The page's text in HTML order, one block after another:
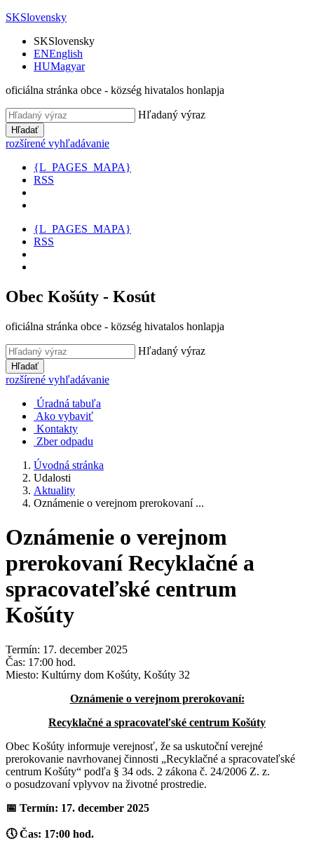
SKSlovensky
SKSlovensky
ENEnglish
HUMagyar
oficiálna stránka obce - község hivatalos honlapja
Hľadaný výraz
Hľadať
rozšírené vyhľadávanie
{L_PAGES_MAPA}
RSS
{L_PAGES_MAPA}
RSS
Obec Košúty - Kosút
oficiálna stránka obce - község hivatalos honlapja
Hľadaný výraz
Hľadať
rozšírené vyhľadávanie
Úradná tabuľa
Ako vybaviť
Kontakty
Zber odpadu
Úvodná stránka
Udalosti
Aktuality
Oznámenie o verejnom prerokovaní ...
Oznámenie o verejnom
prerokovaní Recyklačné a
spracovateľské centrum
Košúty
Termín: 17. december 2025
Čas: 17:00 hod.
Miesto: Kultúrny dom Košúty, Košúty 32
Oznámenie o verejnom prerokovaní:
Recyklačné a spracovateľské centrum Košúty
Obec Košúty informuje verejnosť, že sa uskutoční verejné
prerokovanie navrhovanej činnosti „Recyklačné a spracovateľské
centrum Košúty“ podľa § 34 ods. 2 zákona č. 24/2006 Z. z.
o posudzovaní vplyvov na životné prostredie.
📅 Termín: 17. december 2025
🕔Čas: 17:00 hod.